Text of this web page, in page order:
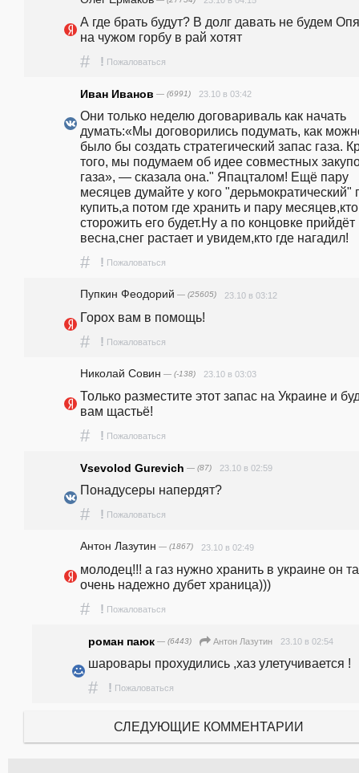
А где брать будут? В долг давать не будем
на чужом горбу в рай хотят
# ! Пожаловаться
Иван Иванов — (6991) 23.10 в 03:42
Они только неделю договариваль как начать
думать:«Мы договорились подумать, как
было бы создать стратегический запас газа.
того, мы подумаем об идее совместных
газа», — сказала она." Япацталом! Ещё пару
месяцев думайте у кого "дерьмократический"
купить,а потом где хранить и пару месяцев,кто
сторожить его будет.Ну а по концовке прийдёт
весна,снег растает и увидем,кто где нагадил!
# ! Пожаловаться
Пупкин Феодорий — (25605) 23.10 в 03:12
Горох вам в помощь!
# ! Пожаловаться
Николай Совин — (-138) 23.10 в 03:03
Только разместите этот запас на Украине и
вам щастьё!
# ! Пожаловаться
Vsevolod Gurevich — (87) 23.10 в 02:59
Понадусеры напердят?
# ! Пожаловаться
Антон Лазутин — (1867) 23.10 в 02:49
молодец!!! а газ нужно хранить в украине он
очень надежно дубет храница)))
# ! Пожаловаться
роман паюк — (6443) Антон Лазутин 23.10 в 02:54
шаровары прохудились ,хаз улетучивается !
# ! Пожаловаться
СЛЕДУЮЩИЕ КОММЕНТАРИИ